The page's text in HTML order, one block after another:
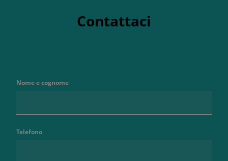
Contattaci
Nome e cognome
Telefono